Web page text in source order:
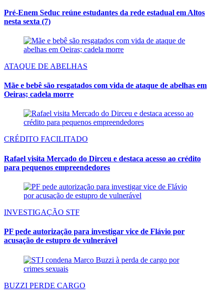
Pré-Enem Seduc reúne estudantes da rede estadual em Altos
nesta sexta (7)
ATAQUE DE ABELHAS
Mãe e bebê são resgatados com vida de ataque de abelhas em
Oeiras; cadela morre
CRÉDITO FACILITADO
Rafael visita Mercado do Dirceu e destaca acesso ao crédito
para pequenos empreendedores
INVESTIGAÇÃO STF
PF pede autorização para investigar vice de Flávio por
acusação de estupro de vulnerável
BUZZI PERDE CARGO